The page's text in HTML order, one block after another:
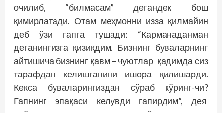
очилиб, “билмасам” дегандек бош
қимирлатади. Отам меҳмонни изза қилмайин
деб ўзи гапга тушади: “Карманаданман
деганингизга қизиқдим. Бизнинг буваларнинг
айтишича бизнинг қавм – чуютлар қадимда сиз
тарафдан келишганини ишора қилишарди.
Кекса буваларингиздан сўраб кўринг-чи?
Гапнинг эпақаси келувди гапирдим”, дея